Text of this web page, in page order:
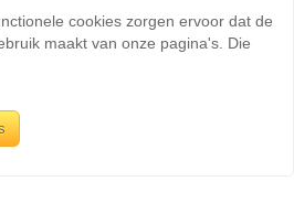
cookies zorgen ervoor dat de
maakt van onze pagina's. Die